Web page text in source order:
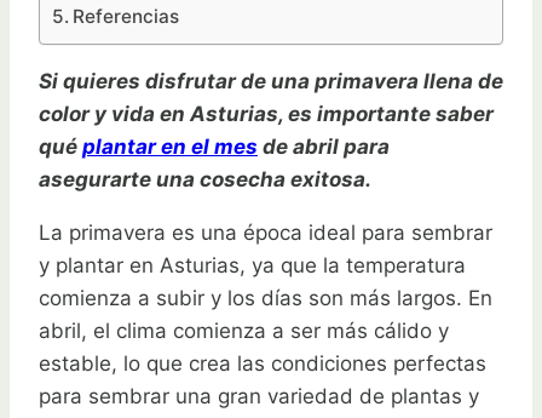
Referencias
Si quieres disfrutar de una primavera llena de
color y vida en Asturias, es importante saber
qué plantar en el mes de abril para
asegurarte una cosecha exitosa.
La primavera es una época ideal para sembrar
y plantar en Asturias, ya que la temperatura
comienza a subir y los días son más largos. En
abril, el clima comienza a ser más cálido y
estable, lo que crea las condiciones perfectas
para sembrar una gran variedad de plantas y